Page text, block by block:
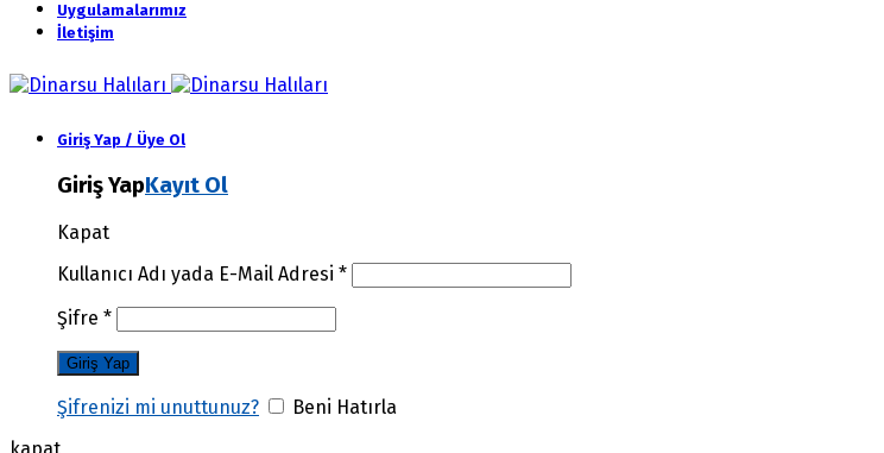
Uygulamalarımız
İletişim
Giriş Yap / Üye Ol
Giriş YapKayıt Ol
Kapat
Kullanıcı Adı yada E-Mail Adresi *
Şifre *
Şifrenizi mi unuttunuz?
Beni Hatırla